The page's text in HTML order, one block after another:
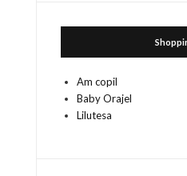
Am copil
Baby Orajel
Lilutesa